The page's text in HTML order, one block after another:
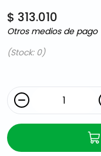
$ 313.010
Otros medios de pago
(Stock: 0)